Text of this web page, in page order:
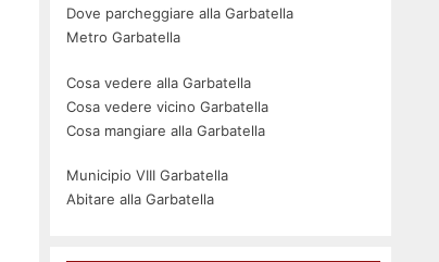
Dove parcheggiare alla Garbatella
Metro Garbatella
Cosa vedere alla Garbatella
Cosa vedere vicino Garbatella
Cosa mangiare alla Garbatella
Municipio VIII Garbatella
Abitare alla Garbatella